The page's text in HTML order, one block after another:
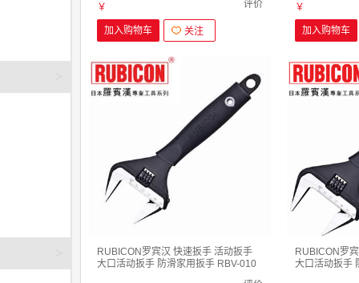
￥ 评价
加入购物车 关注
￥
加入购物车
RUBICON罗宾汉 快速扳手 活动扳手
大口活动扳手 防滑家用扳手 RBV-010
RUBICON罗
大口活动扳手